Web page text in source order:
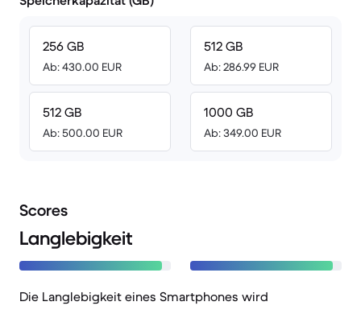
256 GB
Ab: 430.00 EUR
512 GB
Ab: 500.00 EUR
512 GB
Ab: 286.99 EUR
1000 GB
Ab: 349.00 EUR
Scores
Langlebigkeit
Die Langlebigkeit eines Smartphones wird